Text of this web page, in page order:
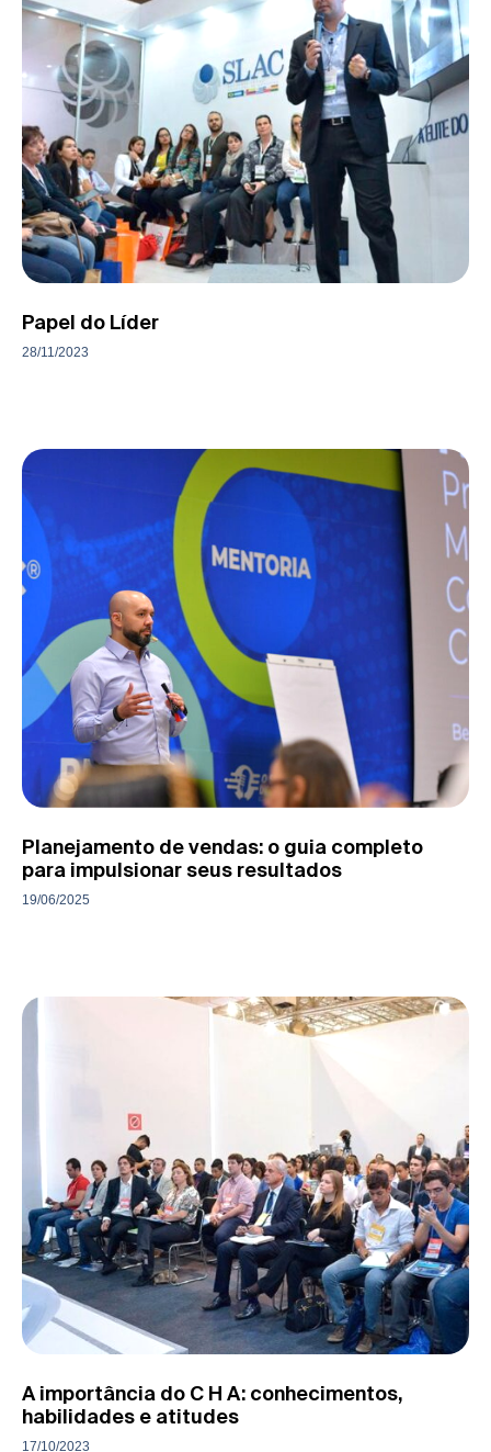
Papel do Líder
28/11/2023
Planejamento de vendas: o guia completo
para impulsionar seus resultados
19/06/2025
A importância do C H A: conhecimentos,
habilidades e atitudes
17/10/2023